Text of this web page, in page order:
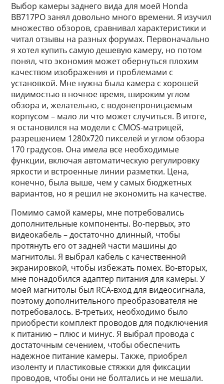
Выбор камеры заднего вида для моей Honda
BB717PO занял довольно много времени. Я изучил
множество обзоров, сравнивал характеристики и
читал отзывы на разных форумах. Первоначально
я хотел купить самую дешевую камеру, но потом
понял, что экономия может обернуться плохим
качеством изображения и проблемами с
установкой. Мне нужна была камера с хорошей
видимостью в ночное время, широким углом
обзора и, желательно, с водонепроницаемым
корпусом – мало ли что может случиться. В итоге,
я остановился на модели с CMOS-матрицей,
разрешением 1280x720 пикселей и углом обзора
170 градусов. Она имела все необходимые
функции, включая автоматическую регулировку
яркости и встроенные линии разметки. Цена,
конечно, была выше, чем у самых бюджетных
вариантов, но я решил не экономить на качестве.
Помимо самой камеры, мне потребовались
дополнительные компоненты. Во-первых, это
видеокабель – достаточно длинный, чтобы
протянуть его от задней части машины до
магнитолы. Я выбрал кабель с качественной
экранировкой, чтобы избежать помех. Во-вторых,
мне понадобился адаптер питания для камеры. У
моей магнитолы был RCA-вход для видеосигнала,
поэтому дополнительного преобразователя не
потребовалось. В-третьих, необходимо было
приобрести комплект проводов для подключения
к питанию – плюс и минус. Я выбрал провода с
достаточным сечением, чтобы обеспечить
надежное питание камеры. Также, приобрел
изоленту и пластиковые стяжки для фиксации
проводов, чтобы они не болтались и не мешали.